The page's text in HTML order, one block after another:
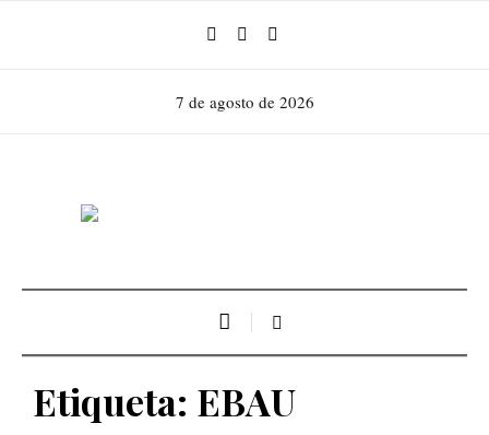
7 de agosto de 2026
Etiqueta: EBAU